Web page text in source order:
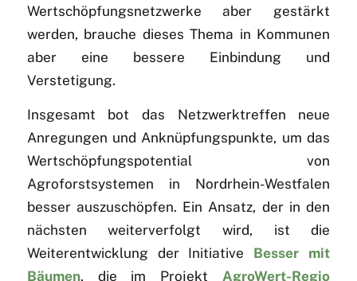
Wertschöpfungsnetzwerke aber gestärkt
werden, brauche dieses Thema in Kommunen
aber eine bessere Einbindung und
Verstetigung.
Insgesamt bot das Netzwerktreffen neue
Anregungen und Anknüpfungspunkte, um das
Wertschöpfungspotential von
Agroforstsystemen in Nordrhein-Westfalen
besser auszuschöpfen. Ein Ansatz, der in den
nächsten weiterverfolgt wird, ist die
Weiterentwicklung der Initiative Besser mit
Bäumen, die im ProjektAgroWert-Regio